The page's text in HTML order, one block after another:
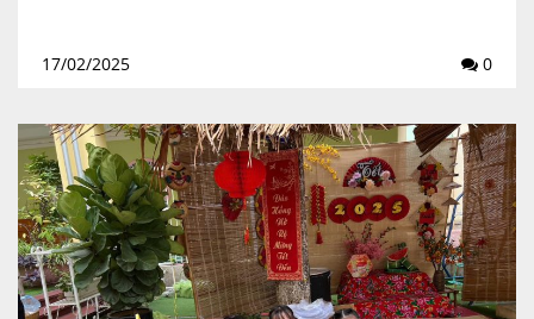
17/02/2025 0